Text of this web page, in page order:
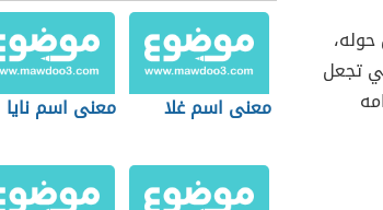
تجعل
معنى اسم غلا معنى اسم نايا